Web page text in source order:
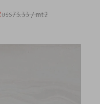
U$S73.33 / mt2